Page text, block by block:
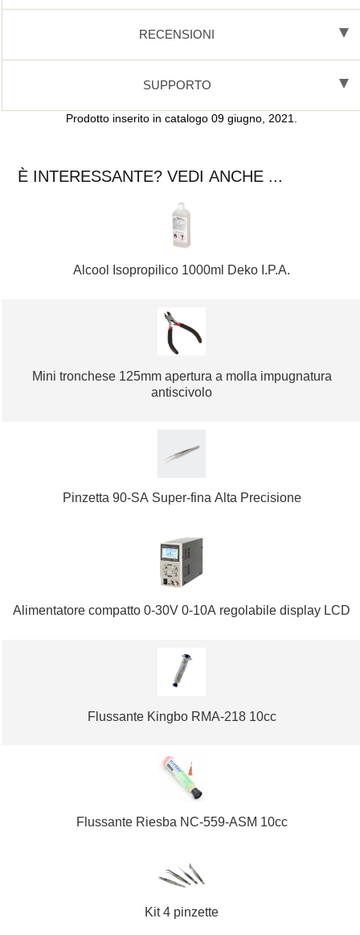
RECENSIONI
SUPPORTO
Prodotto inserito in catalogo 09 giugno, 2021.
È INTERESSANTE? VEDI ANCHE ...
Alcool Isopropilico 1000ml Deko I.P.A.
Mini tronchese 125mm apertura a molla impugnatura
antiscivolo
Pinzetta 90-SA Super-fina Alta Precisione
Alimentatore compatto 0-30V 0-10A regolabile display LCD
Flussante Kingbo RMA-218 10cc
Flussante Riesba NC-559-ASM 10cc
Kit 4 pinzette